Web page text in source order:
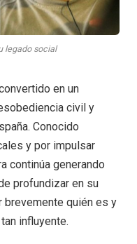
legado social
en un
civil y
Conocido
y por impulsar
continúa generando
profundizar en su
brevemente quién es y
influyente.